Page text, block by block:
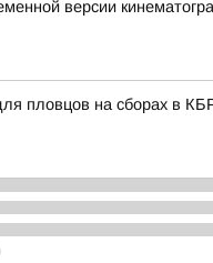
версии
пловцов на сборах в